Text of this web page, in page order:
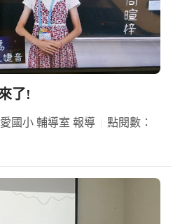
了!
國小 輔導室 報導
點閱數：